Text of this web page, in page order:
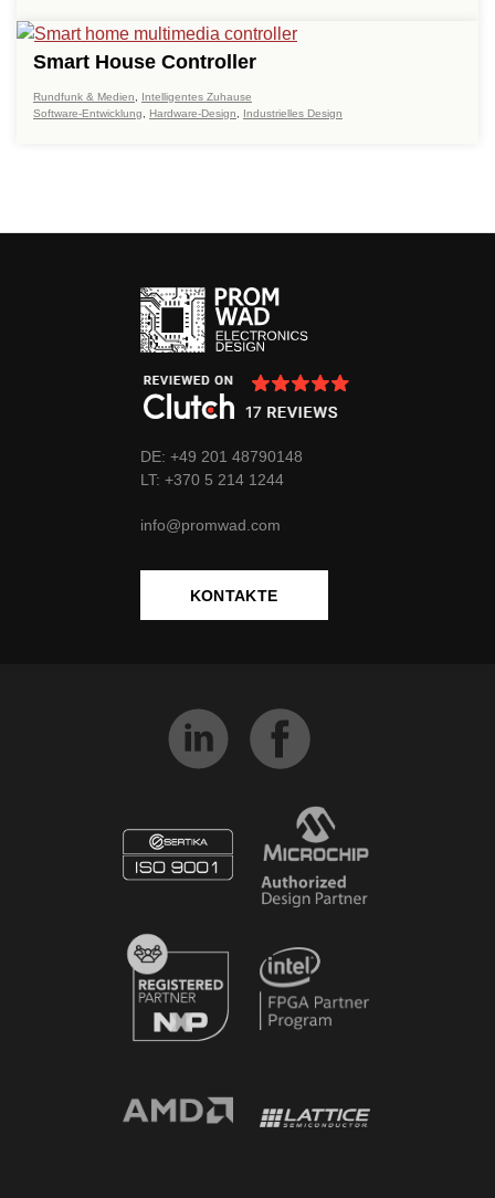
Smart House Controller
Rundfunk & Medien
Intelligentes Zuhause
Software-Entwicklung
Hardware-Design Industrielles Design
DE: +49 201 48790148
LT: +3705 214 1244
info@promwad.com
KONTAKTE